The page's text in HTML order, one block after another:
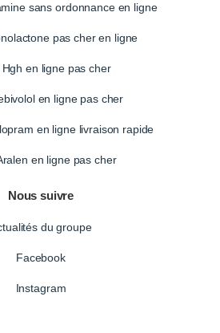
sans ordonnance en ligne
pas cher en ligne
en ligne pas cher
en ligne pas cher
en ligne livraison rapide
en ligne pas cher
Nous suivre
du groupe
Facebook
Instagram